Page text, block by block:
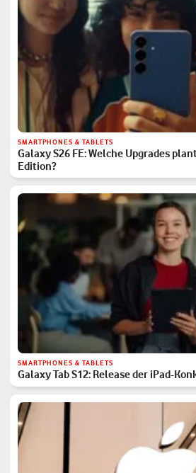
SMARTPHONES & TABLETS
Galaxy S26 FE: Welche Upgrades
Edition?
SMARTPHONES & TABLETS
Galaxy Tab S12: Release der iPad-